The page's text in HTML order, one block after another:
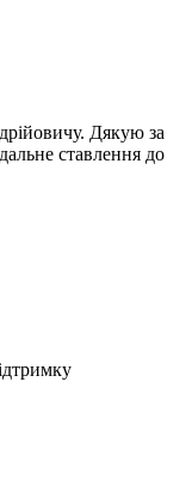
Дякую за
ставлення до